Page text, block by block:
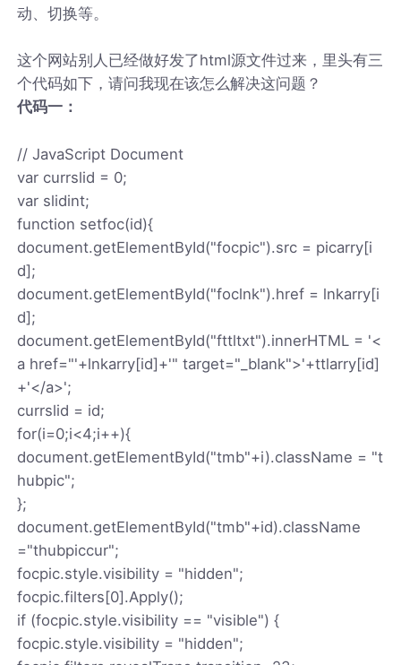
动、切换等。
这个网站别人已经做好发了html源文件过来，里头有三
个代码如下，请问我现在该怎么解决这问题？
代码一：
// JavaScript Document
var currslid = 0;
var slidint;
function setfoc(id){
document.getElementById("focpic").src = picarry[i
d];
document.getElementById("foclnk").href = lnkarry[i
d];
document.getElementById("fttltxt").innerHTML = '<
a href="'+lnkarry[id]+'" target="_blank">'+ttlarry[id]
+'</a>';
currslid = id;
for(i=0;i<4;i++){
document.getElementById("tmb"+i).className = "t
hubpic";
};
document.getElementById("tmb"+id).className
="thubpiccur";
focpic.style.visibility = "hidden";
focpic.filters[0].Apply();
if (focpic.style.visibility == "visible") {
focpic.style.visibility = "hidden";